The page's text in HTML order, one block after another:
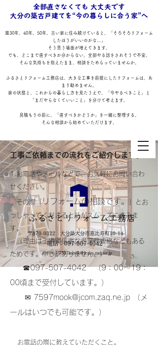
全部直さなくても 大丈夫です
大分の築古戸建てを“今の暮らしに合う家”へ
築30年、40年、50年。古い家に住み続けていると、「そろそろリフォーム
したほうがいいのかな…」
そう思う場面が増えてきます。
でも、どこまで直すべきか分からない。全部やる話をされそうで不安。
そんな気持ちを抱えたまま、相談をためらっていませんか。
ふるさとリフォーム工務店は、大きな工事を前提にしたリフォームは、あ
まり勧めません。
家の状態と、これからの暮らし方を見たうえで、「今やるべきこと」と
「まだやらなくていいこと」を分けて考えます。
見積もりの前に、「直すべきかどうか」を一緒に整理する。
そんな相談から始めていただけます。
ふるさとリフォーム工務店
​〒870-0322 大分県大分市恵比寿町10-14
電話：097-507-4042
メール：7597mook@jcom.zaq.ne.jp
​工事ご依頼までの流れをご紹介します。
1.お電話やメールなどで、お気軽にお問い合わ
せください。
その際「リフォームの相談です。 」とお
っしゃってくださると話がスムーズに進みま
す。
（理由は工事関係者など業務連絡などもある
ためです。申し訳ありません。）
​☎097-507-4042 （9：00～19：
00頃まで受付しています。）
✉ 7597mook@jcom.zaq.ne.jp （メ
ールはいつでも可能です。）
お電話の際に教えていただくこと。